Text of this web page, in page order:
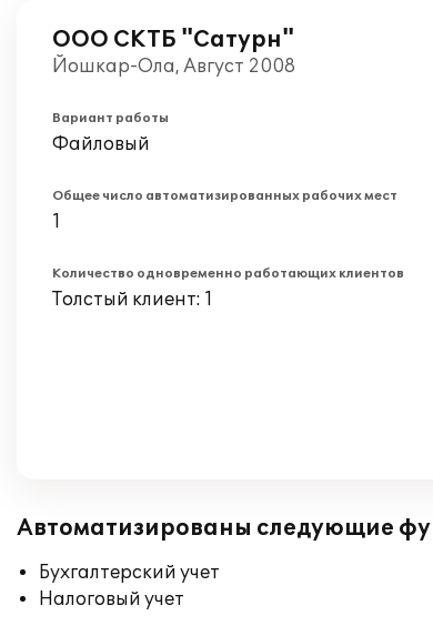
ООО СКТБ "Сатурн"
Йошкар-Ола, Август 2008
Вариант работы
Файловый
Общее число автоматизированных рабочих мест
1
Количество одновременно работающих клиентов
Толстый клиент: 1
Автоматизированы следующие
Бухгалтерский учет
Налоговый учет